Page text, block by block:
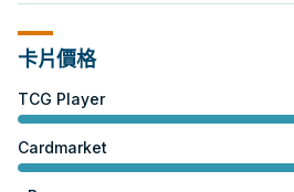
卡片價格
TCG Player
Cardmarket